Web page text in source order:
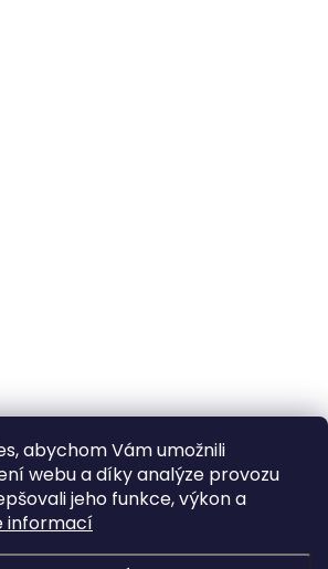
abychom Vám umožnili
webu a díky analýze provozu
jeho funkce, výkon a
informací